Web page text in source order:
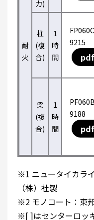
耐
火
力)
柱
(複
合)
1
時
間
9215
pdf
梁
(複
合)
1
時
間
9188
pdf
※1 ニュータイカラ
（株）社製
※2 モノコート：東
※[ ]はセンターロッ